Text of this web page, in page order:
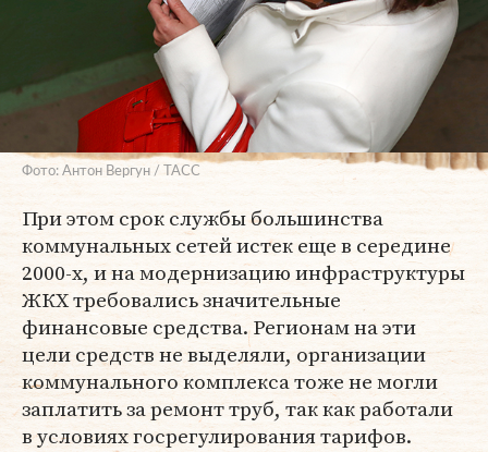
Фото: Антон Вергун / ТАСС
При этом срок службы большинства
коммунальных сетей истек еще в середине
2000-х, и на модернизацию инфраструктуры
ЖКХ требовались значительные
финансовые средства. Регионам на эти
цели средств не выделяли, организации
коммунального комплекса тоже не могли
заплатить за ремонт труб, так как работали
в условиях госрегулирования тарифов.